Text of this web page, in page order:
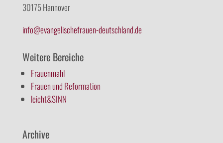
30175 Hannover
info@evangelischefrauen-deutschland.de
Weitere Bereiche
Frauenmahl
Frauen und Reformation
leicht&SINN
Archive